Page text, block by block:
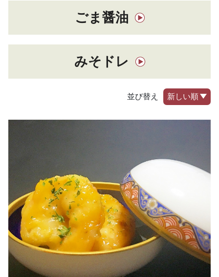
ごま醤油
みそドレ
並び替え 新しい順